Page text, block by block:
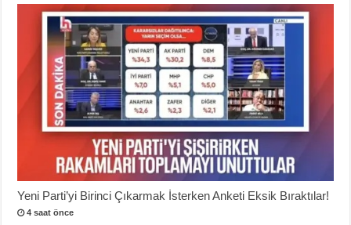
Yeni Parti’yi Birinci Çıkarmak İsterken Anketi Eksik Bıraktılar!
4 saat önce